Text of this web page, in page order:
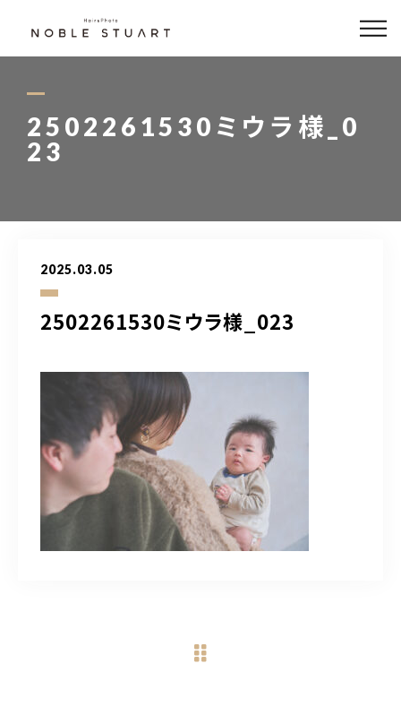
2502261530ミウラ様_0
23
2025.03.05
2502261530ミウラ様_023
どんな写真が撮れるの？
撮影メニュー
Hair Salon
0564-79-7788
営業時間 10：00～20：00
Web予約